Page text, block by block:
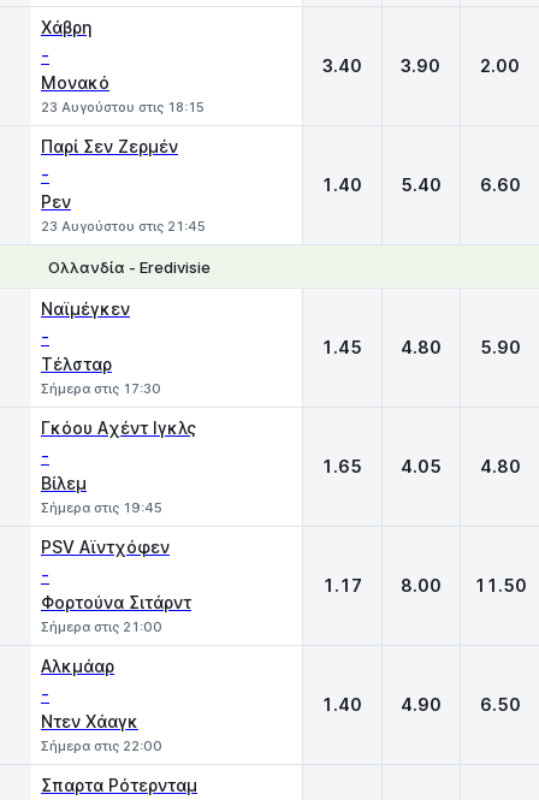
Χάβρη
-
Μονακό
23 Αυγούστου στις 18:15
3.40 3.90 2.00
Παρί Σεν Ζερμέν
-
Ρεν
23 Αυγούστου στις 21:45
1.40 5.40 6.60
Ολλανδία - Eredivisie
Ναϊμέγκεν
-
Τέλσταρ
Σήμερα στις 17:30
1.45 4.80 5.90
Γκόου Aχέντ Ιγκλς
-
Βίλεμ
Σήμερα στις 19:45
1.65 4.05 4.80
PSV Αϊντχόφεν
-
Φορτούνα Σιτάρντ
Σήμερα στις 21:00
1.17 8.00 11.50
Αλκμάαρ
-
Ντεν Χάαγκ
Σήμερα στις 22:00
1.40 4.90 6.50
Σπαρτα Ρότερνταμ